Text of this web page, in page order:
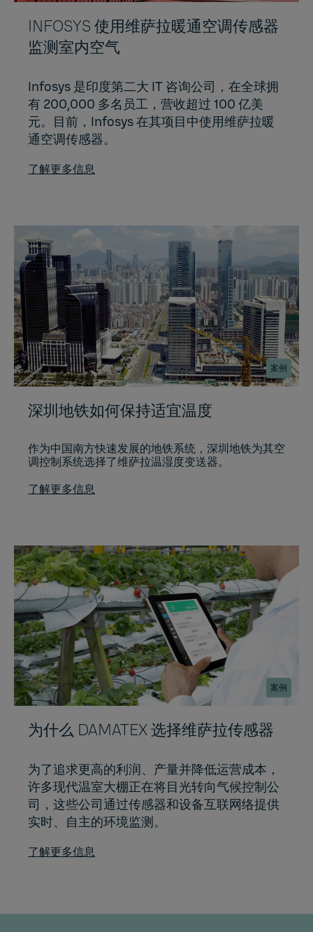
INFOSYS 使用维萨拉暖通空调传感器
监测室内空气
Infosys 是印度第二大 IT 咨询公司，在全球拥
有 200,000 多名员工，营收超过 100 亿美
元。目前，Infosys 在其项目中使用维萨拉暖
通空调传感器。
了解更多信息
案例
深圳地铁如何保持适宜温度
作为中国南方快速发展的地铁系统，深圳地铁为其空
调控制系统选择了维萨拉温湿度变送器。
了解更多信息
案例
为什么 DAMATEX 选择维萨拉传感器
为了追求更高的利润、产量并降低运营成本，
许多现代温室大棚正在将目光转向气候控制公
司，这些公司通过传感器和设备互联网络提供
实时、自主的环境监测。
了解更多信息